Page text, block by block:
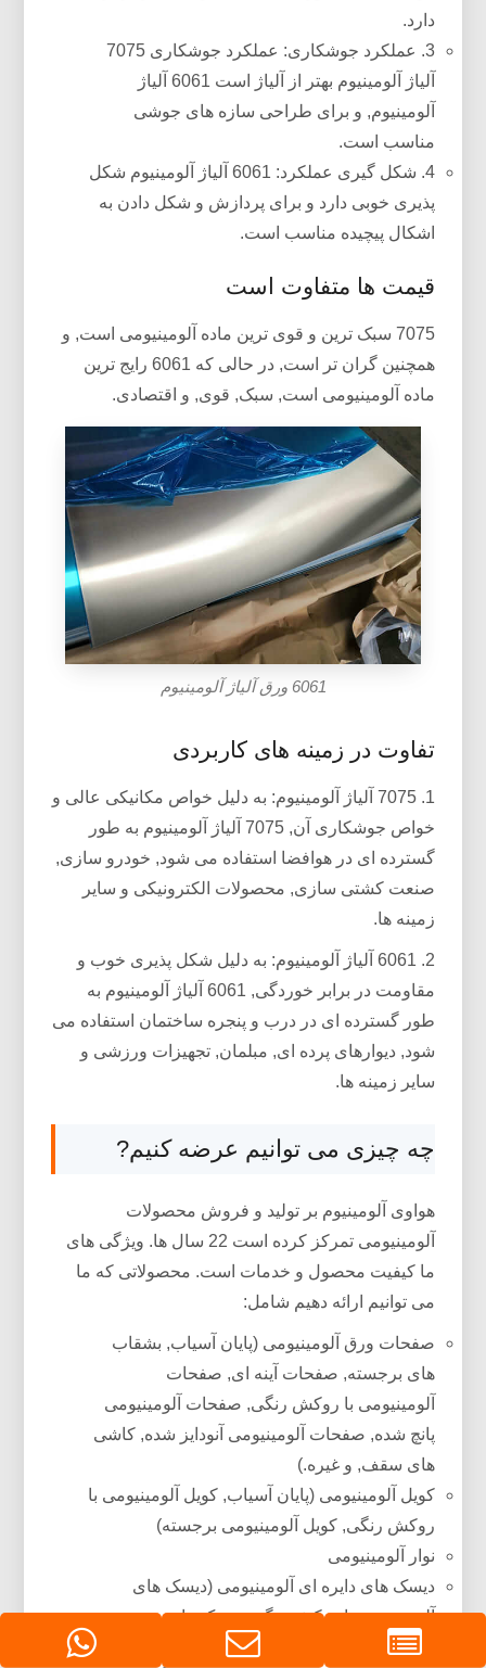
دارد.
3. عملکرد جوشکاری: عملکرد جوشکاری 7075
آلیاژ آلومینیوم بهتر از آلیاژ است 6061 آلیاژ
آلومینیوم, و برای طراحی سازه های جوشی
مناسب است.
4. شکل گیری عملکرد: 6061 آلیاژ آلومینیوم شکل
پذیری خوبی دارد و برای پردازش و شکل دادن به
اشکال پیچیده مناسب است.
قیمت ها متفاوت است
7075 سبک ترین و قوی ترین ماده آلومینیومی است, و
همچنین گران تر است, در حالی که 6061 رایج ترین
ماده آلومینیومی است, سبک, قوی, و اقتصادی.
6061 ورق آلیاژ آلومینیوم
تفاوت در زمینه های کاربردی
1. 7075 آلیاژ آلومینیوم: به دلیل خواص مکانیکی عالی و
خواص جوشکاری آن, 7075 آلیاژ آلومینیوم به طور
گسترده ای در هوافضا استفاده می شود, خودرو سازی,
صنعت کشتی سازی, محصولات الکترونیکی و سایر
زمینه ها.
2. 6061 آلیاژ آلومینیوم: به دلیل شکل پذیری خوب و
مقاومت در برابر خوردگی, 6061 آلیاژ آلومینیوم به
طور گسترده ای در درب و پنجره ساختمان استفاده می
شود, دیوارهای پرده ای, مبلمان, تجهیزات ورزشی و
سایر زمینه ها.
چه چیزی می توانیم عرضه کنیم?
هواوی آلومینیوم بر تولید و فروش محصولات
آلومینیومی تمرکز کرده است 22 سال ها. ویژگی های
ما کیفیت محصول و خدمات است. محصولاتی که ما
می توانیم ارائه دهیم شامل:
صفحات ورق آلومینیومی (پایان آسیاب, بشقاب
های برجسته, صفحات آینه ای, صفحات
آلومینیومی با روکش رنگی, صفحات آلومینیومی
پانچ شده, صفحات آلومینیومی آنودایز شده, کاشی
های سقف, و غیره.)
کویل آلومینیومی (پایان آسیاب, کویل آلومینیومی با
روکش رنگی, کویل آلومینیومی برجسته)
نوار آلومینیومی
دیسک های دایره ای آلومینیومی (دیسک های
آلومینیومی با روکش رنگی, دیسک های
آلومینیومی پانچ شده)